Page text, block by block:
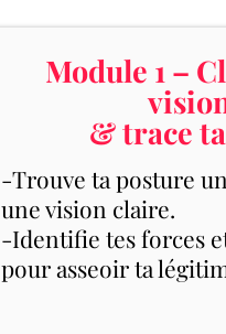
Module 1 –
& trace
-Trouve ta posture
une vision claire.
-Identifie tes forces
pour asseoir ta